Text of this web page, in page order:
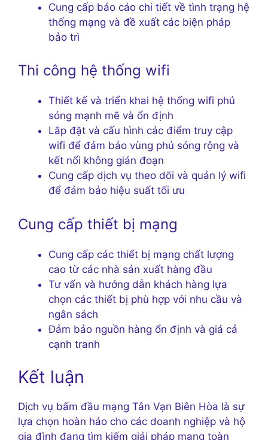
Cung cấp báo cáo chi tiết về tình trạng hệ
thống mạng và đề xuất các biện pháp
bảo trì
Thi công hệ thống wifi
Thiết kế và triển khai hệ thống wifi phủ
sóng mạnh mẽ và ổn định
Lắp đặt và cấu hình các điểm truy cập
wifi để đảm bảo vùng phủ sóng rộng và
kết nối không gián đoạn
Cung cấp dịch vụ theo dõi và quản lý wifi
để đảm bảo hiệu suất tối ưu
Cung cấp thiết bị mạng
Cung cấp các thiết bị mạng chất lượng
cao từ các nhà sản xuất hàng đầu
Tư vấn và hướng dẫn khách hàng lựa
chọn các thiết bị phù hợp với nhu cầu và
ngân sách
Đảm bảo nguồn hàng ổn định và giá cả
cạnh tranh
Kết luận
Dịch vụ bấm đầu mạng Tân Vạn Biên Hòa là sự
lựa chọn hoàn hảo cho các doanh nghiệp và hộ
gia đình đang tìm kiếm giải pháp mạng toàn